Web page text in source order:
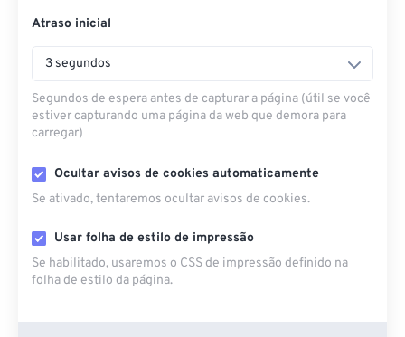
Atraso inicial
3 segundos
Segundos de espera antes de capturar a página (útil se você
estiver capturando uma página da web que demora para
carregar)
Ocultar avisos de cookies automaticamente
Se ativado, tentaremos ocultar avisos de cookies.
Usar folha de estilo de impressão
Se habilitado, usaremos o CSS de impressão definido na
folha de estilo da página.